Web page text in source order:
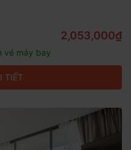
vé máy bay
2,053,000₫
TIẾT